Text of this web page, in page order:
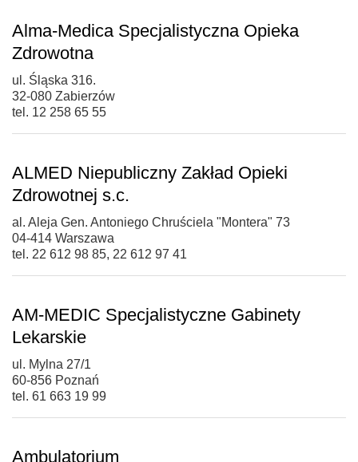
Alma-Medica Specjalistyczna Opieka
Zdrowotna
ul. Śląska 316.
32-080 Zabierzów
tel. 12 258 65 55
ALMED Niepubliczny Zakład Opieki
Zdrowotnej s.c.
al. Aleja Gen. Antoniego Chruściela "Montera" 73
04-414 Warszawa
tel. 22 612 98 85, 22 612 97 41
AM-MEDIC Specjalistyczne Gabinety
Lekarskie
ul. Mylna 27/1
60-856 Poznań
tel. 61 663 19 99
Ambulatorium